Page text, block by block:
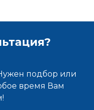
подбор или
время Вам